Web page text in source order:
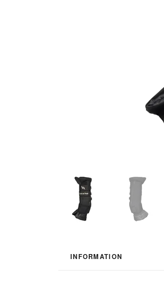
INFORMATION